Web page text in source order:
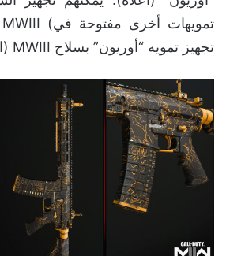
تجهيز تمويه “أوريون” بسلاح MWIII (انظر السؤال 10.